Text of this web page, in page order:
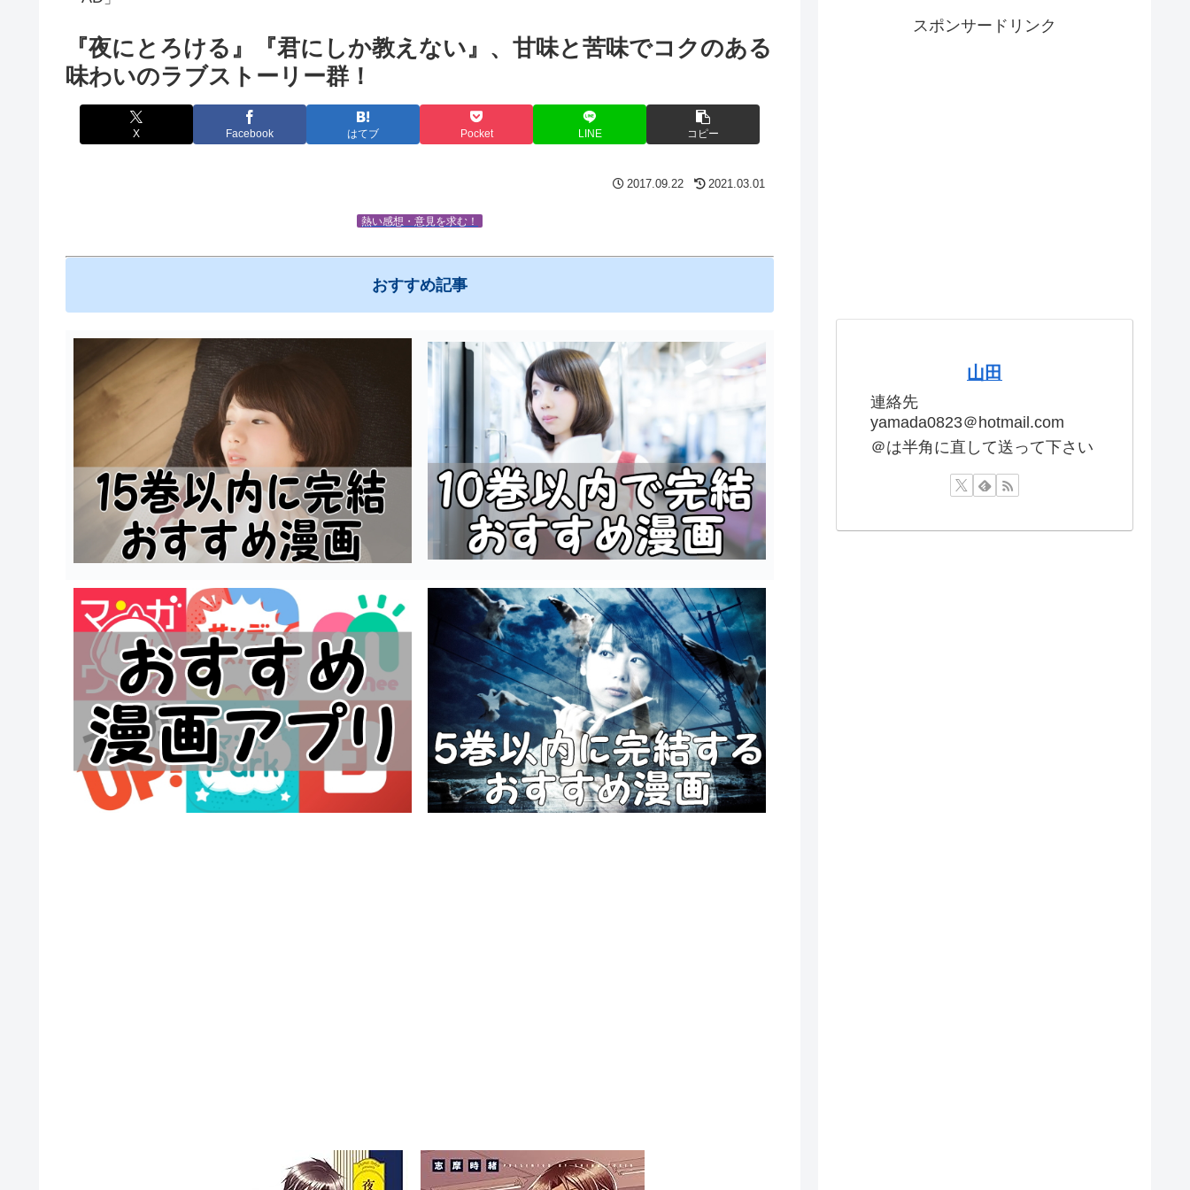
『夜にとろける』『君にしか教えない』、甘味と苦味でコクのある
味わいのラブストーリー群！
X Facebook はてブ Pocket LINE コピー
2017.09.22 2021.03.01
熱い感想・意見を求む！
おすすめ記事
スポンサードリンク
山田
連絡先
yamada0823＠hotmail.com
＠は半角に直して送って下さい